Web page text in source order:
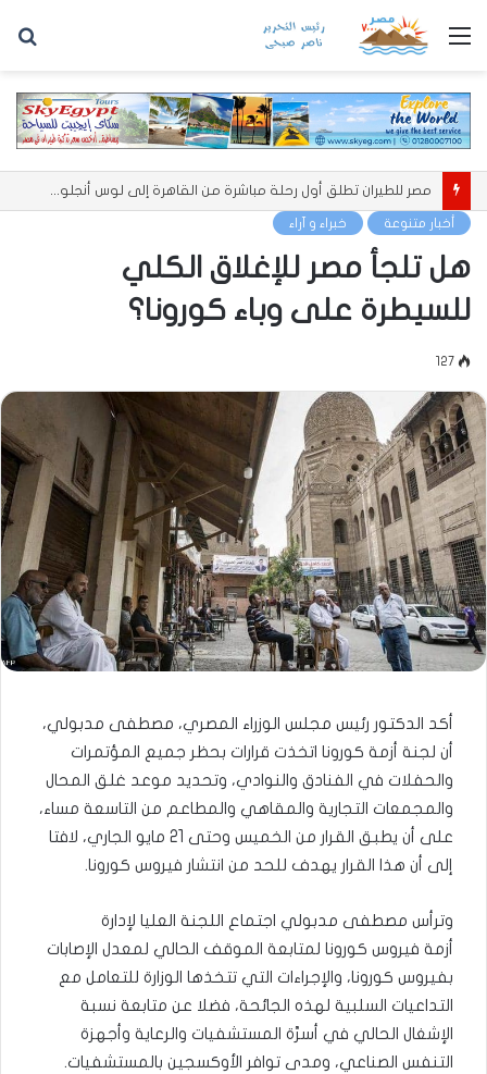
القائمة
مصر للطيران تطلق أول رحلة مباشرة من القاهرة إلى لوس أنجلوس بحضور السفير الأمريكي
أخبار متنوعة خبراء و آراء
هل تلجأ مصر للإغلاق الكلي
للسيطرة على وباء كورونا؟
127
أكد الدكتور رئيس مجلس الوزراء المصري، مصطفى مدبولي،
أن لجنة أزمة كورونا اتخذت قرارات بحظر جميع المؤتمرات
والحفلات في الفنادق والنوادي، وتحديد موعد غلق المحال
والمجمعات التجارية والمقاهي والمطاعم من التاسعة مساء،
على أن يطبق القرار من الخميس وحتى 21 مايو الجاري، لافتا
إلى أن هذا القرار يهدف للحد من انتشار فيروس كورونا.
وترأس مصطفى مدبولي اجتماع اللجنة العليا لإدارة
أزمة فيروس كورونا لمتابعة الموقف الحالي لمعدل الإصابات
بفيروس كورونا، والإجراءات التي تتخذها الوزارة للتعامل مع
التداعيات السلبية لهذه الجائحة، فضلا عن متابعة نسبة
الإشغال الحالي في أسرَّة المستشفيات والرعاية وأجهزة
التنفس الصناعي، ومدى توافر الأوكسجين بالمستشفيات.